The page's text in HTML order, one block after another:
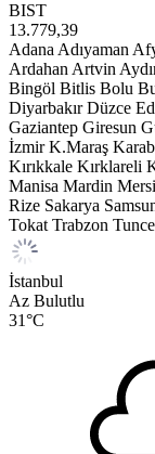
BIST
13.779,39
Adana Adıyaman
Ardahan Artvin
Bingöl Bitlis Bolu
Diyarbakır Düzce
Gaziantep Giresun
İzmir K.Maraş
Kırıkkale Kırklareli
Manisa Mardin
Rize Sakarya
Tokat Trabzon
İstanbul
Az Bulutlu
31°C